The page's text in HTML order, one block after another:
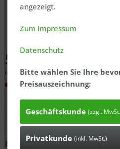
54,99 € *
inkl. MwSt., zzgl. ausgewiesener
In 3-7 Tagen bei Ihnen*
Anfragen
Bestell-Nr.:10001057
angezeigt.
Zum Impressum
Datenschutz
Bitte wählen Sie Ihre
Preisauszeichnung:
Geschäftskunde (zzgl.
Privatkunde (inkl. MwSt.)